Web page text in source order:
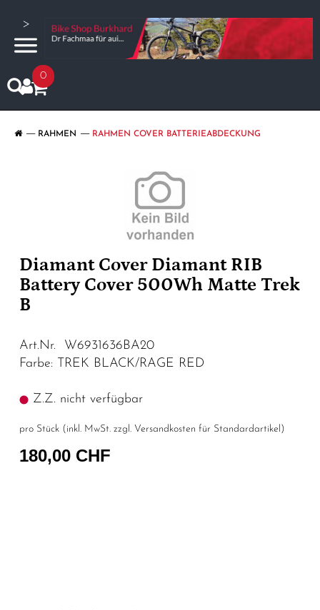
>
0
RAHMEN RAHMEN COVER BATTERIEABDECKUNG
Diamant Cover Diamant RIB
Battery Cover 500Wh Matte Trek
B
Art.Nr. W6931636BA20
Farbe: TREK BLACK/RAGE RED
Z.Z. nicht verfügbar
pro Stück (inkl. MwSt. zzgl. Versandkosten für Standardartikel )
180,00 CHF